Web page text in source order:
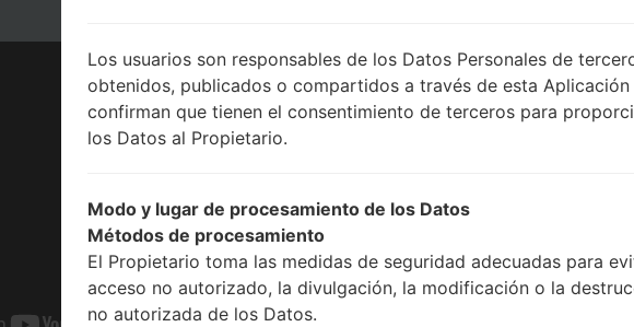
Descargue a su PC:
A continuación,
Debe obtener 1 (si es
CSC _ ***: "País y
Agregue todos los
Si desea hacer clean
Los usuarios son responsables de los Datos Personales de
obtenidos, publicados o compartidos a través de esta Aplicación
confirman que tienen el consentimiento de terceros para
los Datos al Propietario.
Modo y lugar de procesamiento de los Datos
Métodos de procesamiento
El Propietario toma las medidas de seguridad adecuadas para
acceso no autorizado, la divulgación, la modificación o la
no autorizada de los Datos.